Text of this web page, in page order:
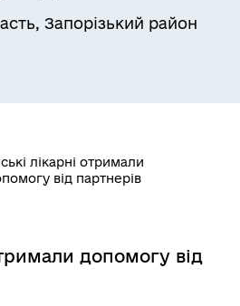
Запорізький район
лікарні отримали
від партнерів
допомогу від